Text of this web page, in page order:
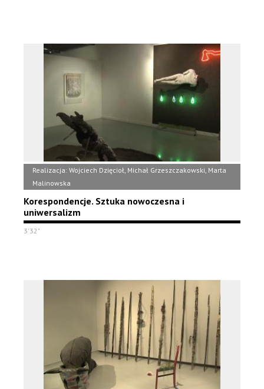
Realizacja: Wojciech Dzięcioł, Michał Grzeszczakowski, Marta
Malinowska
Korespondencje. Sztuka nowoczesna i
uniwersalizm
3'32"